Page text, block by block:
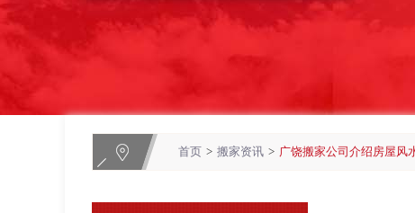
首页 > 搬家资讯 > 广饶搬家公司介绍房屋风